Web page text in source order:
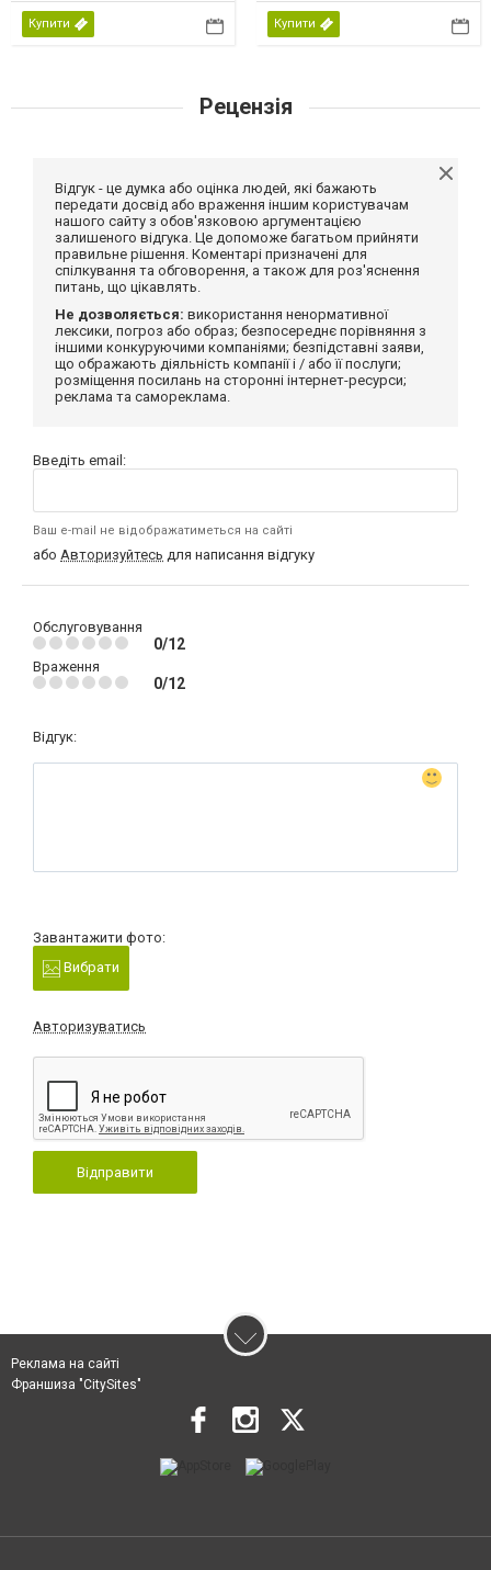
Купити Купити
Рецензія
Відгук - це думка або оцінка людей, які бажають
передати досвід або враження іншим користувачам
нашого сайту з обов'язковою аргументацією
залишеного відгука. Це допоможе багатьом прийняти
правильне рішення. Коментарі призначені для
спілкування та обговорення, а також для роз'яснення
питань, що цікавлять.
Не дозволяється: використання ненормативної
лексики, погроз або образ; безпосереднє порівняння з
іншими конкуруючими компаніями; безпідставні заяви,
що ображають діяльність компанії і / або її послуги;
розміщення посилань на сторонні інтернет-ресурси;
реклама та самореклама.
Введіть email:
Ваш e-mail не відображатиметься на сайті
або Авторизуйтесь для написання відгуку
Обслуговування
0/12
Враження
0/12
Відгук:
Завантажити фото:
Вибрати
Авторизуватись
Відправити
Реклама на сайті
Франшиза "CitySites"